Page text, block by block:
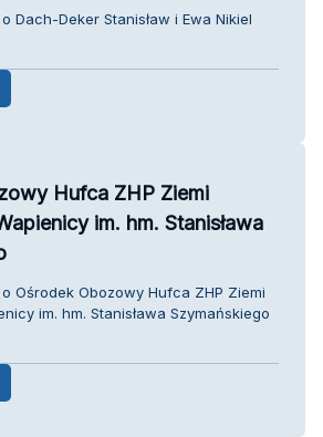
Dach-Deker Stanisław i Ewa Nikiel
Hufca ZHP Ziemi
im. hm. Stanisława
Ośrodek Obozowy Hufca ZHP Ziemi
im. hm. Stanisława Szymańskiego